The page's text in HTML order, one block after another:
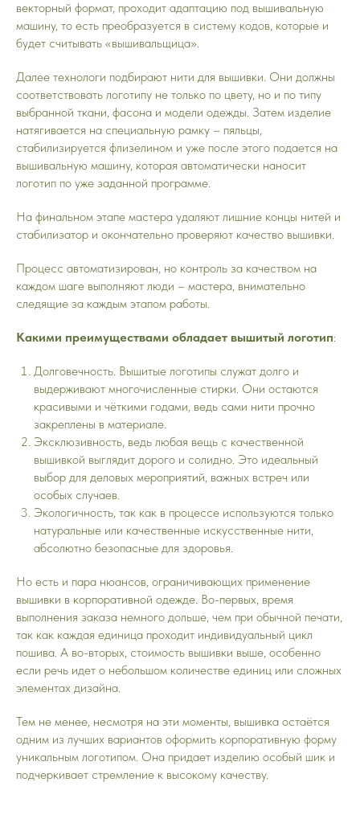
векторный формат, проходит адаптацию под вышивальную
машину, то есть преобразуется в систему кодов, которые и
будет считывать «вышивальщица».
Далее технологи подбирают нити для вышивки. Они должны
соответствовать логотипу не только по цвету, но и по типу
выбранной ткани, фасона и модели одежды. Затем изделие
натягивается на специальную рамку – пяльцы,
стабилизируется флизелином и уже после этого подается на
вышивальную машину, которая автоматически наносит
логотип по уже заданной программе.
На финальном этапе мастера удаляют лишние концы нитей и
стабилизатор и окончательно проверяют качество вышивки.
Процесс автоматизирован, но контроль за качеством на
каждом шаге выполняют люди – мастера, внимательно
следящие за каждым этапом работы.
Какими преимуществами обладает вышитый логотип:
Долговечность. Вышитые логотипы служат долго и
выдерживают многочисленные стирки. Они остаются
красивыми и чёткими годами, ведь сами нити прочно
закреплены в материале.
Эксклюзивность, ведь любая вещь с качественной
вышивкой выглядит дорого и солидно. Это идеальный
выбор для деловых мероприятий, важных встреч или
особых случаев.
Экологичность, так как в процессе используются только
натуральные или качественные искусственные нити,
абсолютно безопасные для здоровья.
Но есть и пара нюансов, ограничивающих применение
вышивки в корпоративной одежде. Во-первых, время
выполнения заказа немного дольше, чем при обычной печати,
так как каждая единица проходит индивидуальный цикл
пошива. А во-вторых, стоимость вышивки выше, особенно
если речь идет о небольшом количестве единиц или сложных
элементах дизайна.
Тем не менее, несмотря на эти моменты, вышивка остаётся
одним из лучших вариантов оформить корпоративную форму
уникальным логотипом. Она придает изделию особый шик и
подчеркивает стремление к высокому качеству.